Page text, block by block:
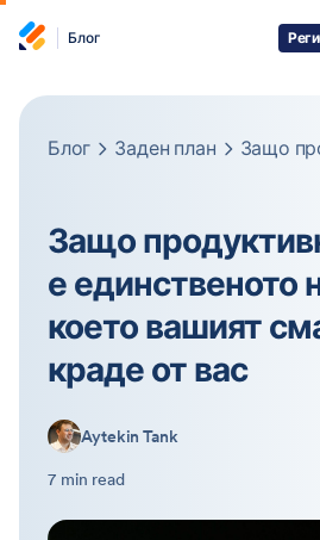
Блог
Блог Заден план
Защо
е единственото
което вашият
краде от вас
Aytekin Tank
7 min read